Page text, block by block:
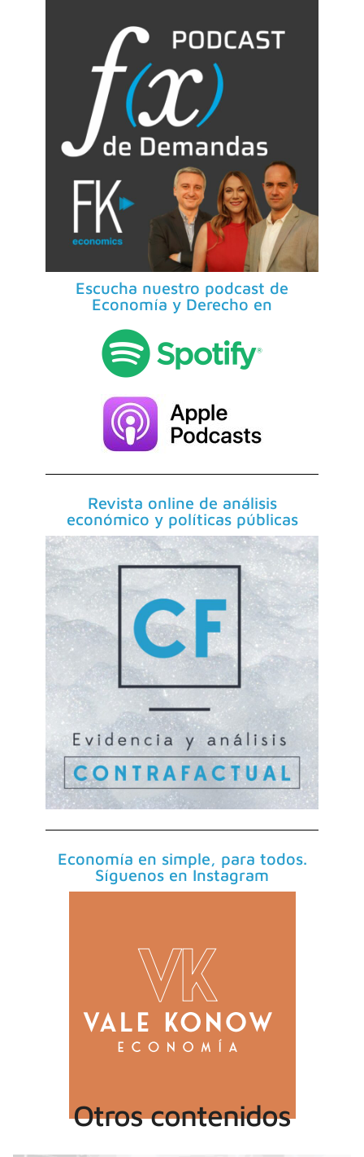
Escucha nuestro podcast de
Economía y Derecho en
Revista online de análisis
económico y políticas públicas
Economía en simple, para todos.
Síguenos en Instagram
Otros contenidos